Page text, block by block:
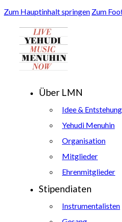
Zum Hauptinhalt springen Zum
Über LMN
Idee & Entstehung
Yehudi Menuhin
Organisation
Mitglieder
Ehrenmitglieder
Stipendiaten
Instrumentalisten